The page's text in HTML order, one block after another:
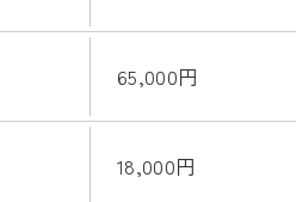
65,000円
18,000円